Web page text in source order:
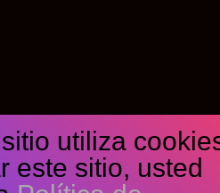
utiliza
este sitio, usted